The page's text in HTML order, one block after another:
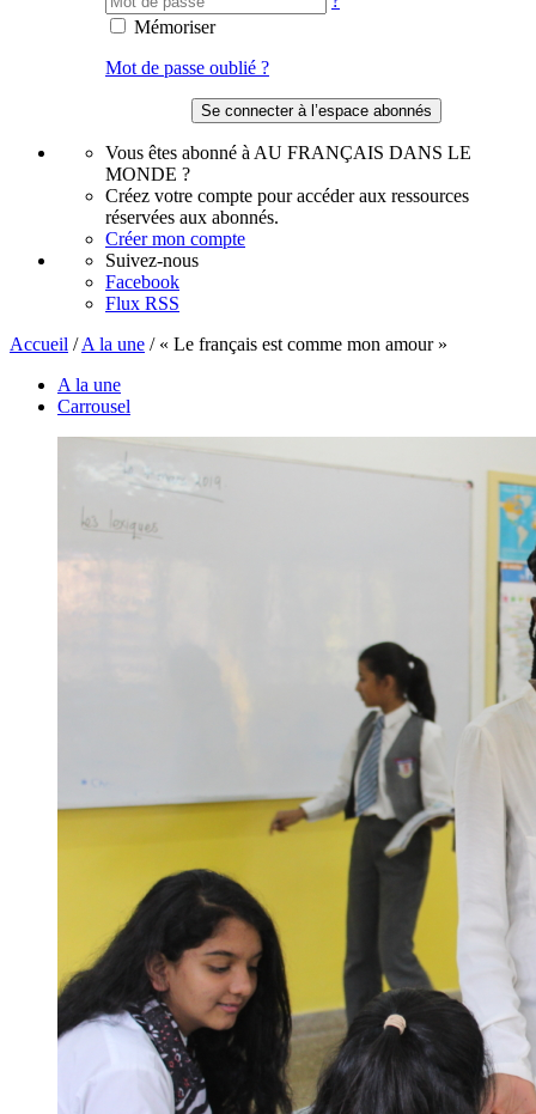
Mémoriser
Mot de passe oublié ?
Vous êtes abonné à AU FRANÇAIS DANS LE
MONDE ?
Créez votre compte pour accéder aux ressources
réservées aux abonnés.
Créer mon compte
Suivez-nous
Facebook
Flux RSS
Accueil /A la une / « Le français est comme mon amour »
A la une
Carrousel